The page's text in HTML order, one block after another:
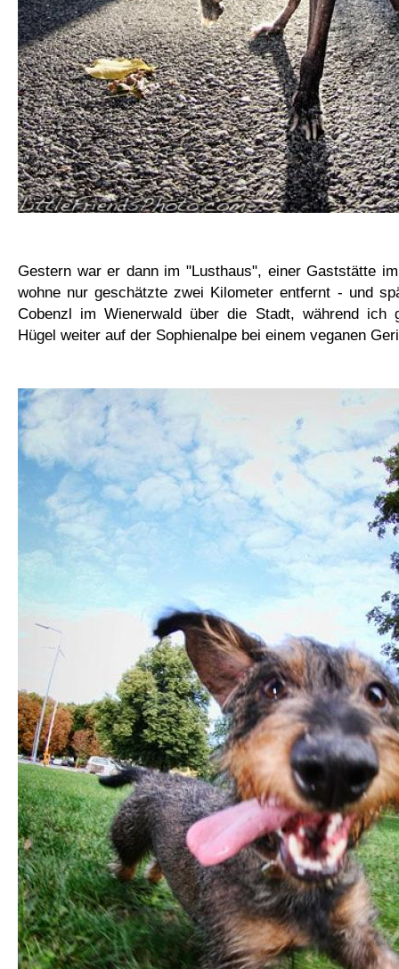
Gestern war er dann im "Lusthaus", einer Gaststätte
wohne nur geschätzte zwei Kilometer entfernt - und
Cobenzl im Wienerwald über die Stadt, während ich
Hügel weiter auf der Sophienalpe bei einem veganen